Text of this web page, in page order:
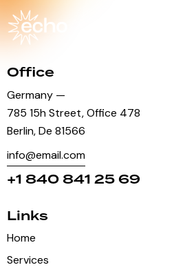
Office
Germany —
785 15h Street, Office 478
Berlin, De 81566
info@email.com
+1 840 841 25 69
Links
Home
Services